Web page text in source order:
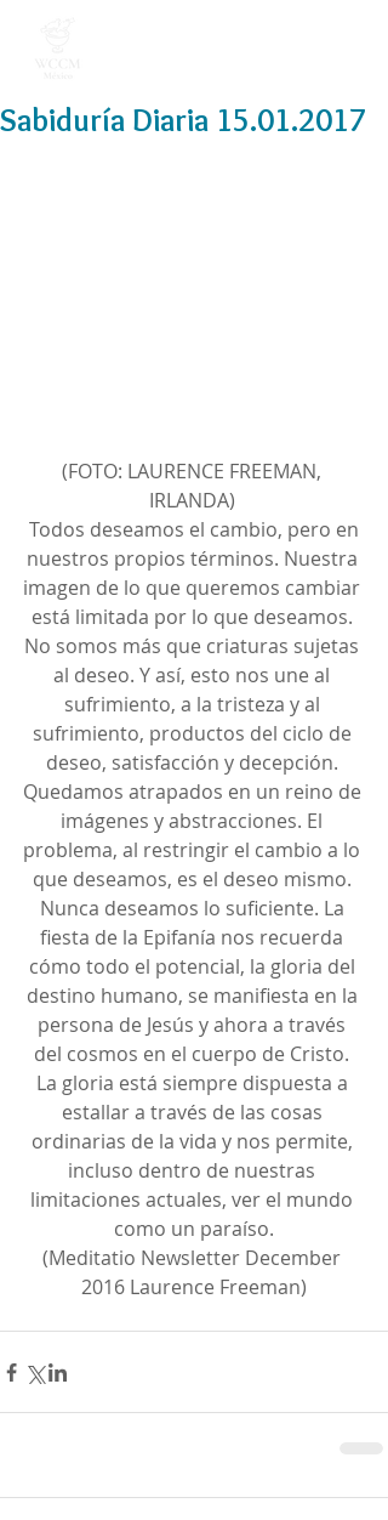
Sabiduría Diaria 15.01.2017
(FOTO: LAURENCE FREEMAN,
IRLANDA)
nuestros propios términos. Nuestra
imagen de lo que queremos cambiar
está limitada por lo que deseamos.
No somos más que criaturas sujetas
al deseo. Y así, esto nos une al
sufrimiento, a la tristeza y al
sufrimiento, productos del ciclo de
deseo, satisfacción y decepción.
Quedamos atrapados en un reino de
imágenes y abstracciones. El
problema, al restringir el cambio a lo
que deseamos, es el deseo mismo.
Nunca deseamos lo suficiente. La
fiesta de la Epifanía nos recuerda
cómo todo el potencial, la gloria del
destino humano, se manifiesta en la
persona de Jesús y ahora a través
del cosmos en el cuerpo de Cristo.
La gloria está siempre dispuesta a
estallar a través de las cosas
ordinarias de la vida y nos permite,
incluso dentro de nuestras
limitaciones actuales, ver el mundo
como un paraíso.
(Meditatio Newsletter December
2016 Laurence Freeman)